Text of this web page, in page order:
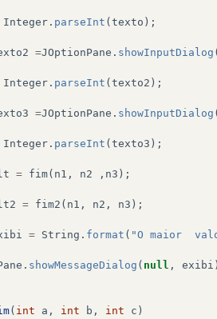
Integer . parseInt ( texto );
=JOptionPane . showInputDialog
Integer . parseInt ( texto2 );
=JOptionPane . showInputDialog
Integer . parseInt ( texto3 );
= fim( n1 , n2 , n3 );
= fim2 ( n1 , n2 , n3 );
= String . format ( "O maior
. showMessageDialog ( null , exibi
( int a , int b , int c )